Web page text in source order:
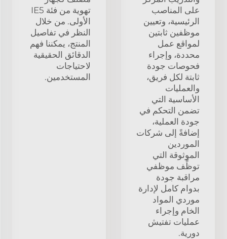
على المناصب
الرئيسية، وتعيين
موظفين ثابتين
لمواقع عمل
محددة، وإجراء
فحوصات جودة
ثابتة لكل فريق،
والعمليات
الأساسية التي
تضمن التحكم في
جودة العملية،
إضافةً إلى شركات
الموردين
الموثوقة التي
توظِّف موظفي
مراقبة جودة
بدوام كامل لإدارة
موردي المواد
الخام وإجراء
عمليات تفتيش
دورية.
تهوية من فئة IE5
الأولى. من خلال
النظر في تفاصيل
المنتج، يمكننا فهم
الدقائق الحقيقية
لاحتياجات
المستخدمين.